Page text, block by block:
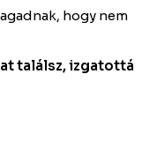
hogy nem
találsz, izgatottá